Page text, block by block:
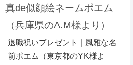
真de似顔絵ネームポエム
（兵庫県のA.M様より）
退職祝いプレゼント｜風雅な名
前ポエム（東京都のY.K様よ